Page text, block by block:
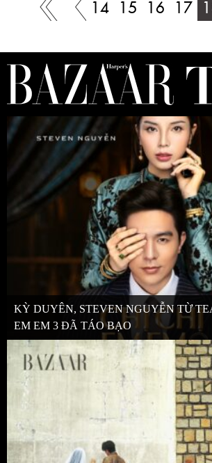
14 15 16 17
KỲ DUYÊN, STEVEN NGUYỄN TỪ
EM EM 3 ĐÃ TÁO BẠO